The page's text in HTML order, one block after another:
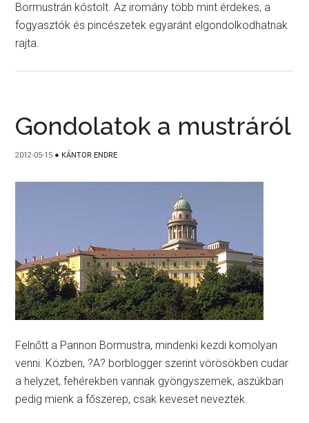
Bormustrán kóstolt. Az iromány több mint érdekes, a
fogyasztók és pincészetek egyaránt elgondolkodhatnak
rajta.
Gondolatok a mustráról
2012-05-15 ● KÁNTOR ENDRE
Felnőtt a Pannon Bormustra, mindenki kezdi komolyan
venni. Közben, ?A? borblogger szerint vörösökben cudar
a helyzet, fehérekben vannak gyöngyszemek, aszúkban
pedig mienk a főszerep, csak keveset neveztek.